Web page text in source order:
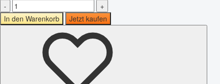
-
+
In den Warenkorb
Jetzt kaufen